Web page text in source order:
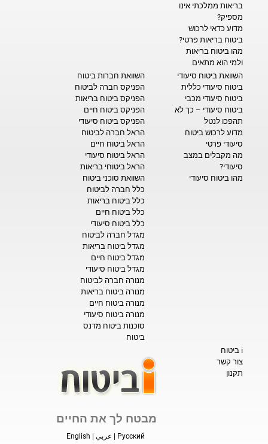
בריאות ממלכתי אינו
מספיק?
מדוע כדאי לרכוש
ביטוח בריאות פרטי?
מהו ביטוח בריאות
ולמי הוא מתאים
השוואת ביטוח סיעודי
ביטוח סיעודי כללית
ביטוח סיעודי מכבי
ביטוח סיעודי – כך לא
תהפכו לנטל
מדוע לרכוש ביטוח
סיעודי פרטי
מה מקבלים במצב
סיעודי?
מהו ביטוח סיעודי
השוואת חברות ביטוח
הפניקס חברה לביטוח
הפניקס ביטוח בריאות
הפניקס ביטוח חיים
הפניקס ביטוח סיעודי
הראל חברה לביטוח
הראל ביטוח חיים
הראל ביטוח סיעודי
הראל ביטוחי בריאות
השוואת סוכני ביטוח
כלל חברה לביטוח
כלל ביטוח בריאות
כלל ביטוח חיים
כלל ביטוח סיעודי
מגדל חברה לביטוח
מגדל ביטוח בריאות
מגדל ביטוח חיים
מגדל ביטוח סיעודי
מנורה חברה לביטוח
מנורה ביטוח בריאות
מנורה ביטוח חיים
מנורה ביטוח סיעודי
סוכנות ביטוח מדנס
ביטוח
i ביטוח
צור קשר
תקנון
מבטח לך את החיים
Русский عربي English